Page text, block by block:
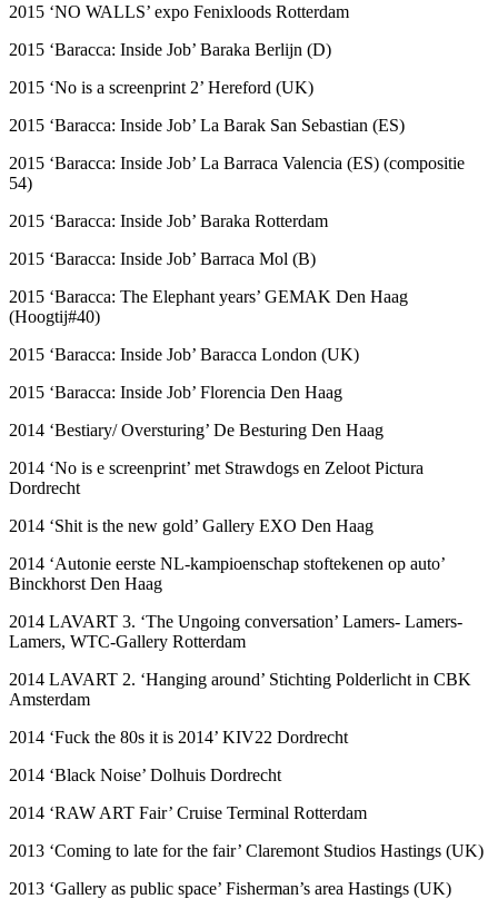
2015 ‘NO WALLS’ expo Fenixloods Rotterdam
2015 ‘Baracca: Inside Job’ Baraka Berlijn (D)
2015 ‘No is a screenprint 2’ Hereford (UK)
2015 ‘Baracca: Inside Job’ La Barak San Sebastian (ES)
2015 ‘Baracca: Inside Job’ La Barraca Valencia (ES) (compositie
54)
2015 ‘Baracca: Inside Job’ Baraka Rotterdam
2015 ‘Baracca: Inside Job’ Barraca Mol (B)
2015 ‘Baracca: The Elephant years’ GEMAK Den Haag
(Hoogtij#40)
2015 ‘Baracca: Inside Job’ Baracca London (UK)
2015 ‘Baracca: Inside Job’ Florencia Den Haag
2014 ‘Bestiary/ Oversturing’ De Besturing Den Haag
2014 ‘No is e screenprint’ met Strawdogs en Zeloot Pictura
Dordrecht
2014 ‘Shit is the new gold’ Gallery EXO Den Haag
2014 ‘Autonie eerste NL-kampioenschap stoftekenen op auto’
Binckhorst Den Haag
2014 LAVART 3. ‘The Ungoing conversation’ Lamers- Lamers-
Lamers, WTC-Gallery Rotterdam
2014 LAVART 2. ‘Hanging around’ Stichting Polderlicht in CBK
Amsterdam
2014 ‘Fuck the 80s it is 2014’ KIV22 Dordrecht
2014 ‘Black Noise’ Dolhuis Dordrecht
2014 ‘RAW ART Fair’ Cruise Terminal Rotterdam
2013 ‘Coming to late for the fair’ Claremont Studios Hastings (UK)
2013 ‘Gallery as public space’ Fisherman’s area Hastings (UK)